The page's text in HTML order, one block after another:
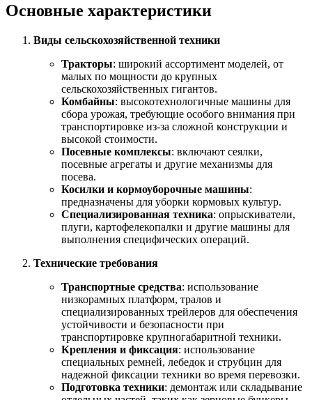
Основные характеристики
Виды сельскохозяйственной техники
Тракторы: широкий ассортимент моделей, от
малых по мощности до крупных
сельскохозяйственных гигантов.
Комбайны: высокотехнологичные машины для
сбора урожая, требующие особого внимания при
транспортировке из-за сложной конструкции и
высокой стоимости.
Посевные комплексы: включают сеялки,
посевные агрегаты и другие механизмы для
посева.
Косилки и кормоуборочные машины:
предназначены для уборки кормовых культур.
Специализированная техника: опрыскиватели,
плуги, картофелекопалки и другие машины для
выполнения специфических операций.
Технические требования
Транспортные средства: использование
низкорамных платформ, тралов и
специализированных трейлеров для обеспечения
устойчивости и безопасности при
транспортировке крупногабаритной техники.
Крепления и фиксация: использование
специальных ремней, лебедок и струбцин для
надежной фиксации техники во время перевозки.
Подготовка техники: демонтаж или складывание